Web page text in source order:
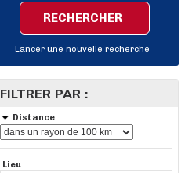
RECHERCHER
Lancer une nouvelle recherche
FILTRER PAR :
Distance
Lieu